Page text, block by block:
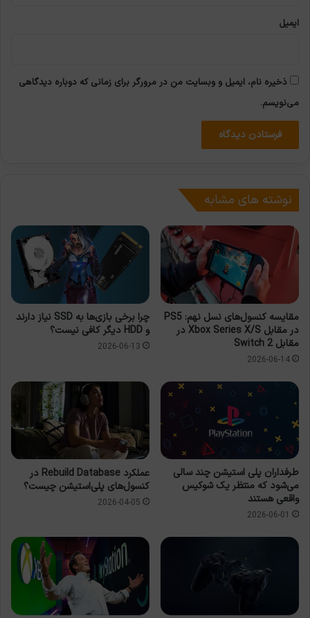
ایمیل
ذخیره نام، ایمیل و وبسایت من در مرورگر برای زمانی که دوباره دیدگاهی
می‌نویسم.
نوشته های مشابه
مقایسه کنسول‌های نسل نهم: PS5
در مقابل Xbox Series X/S در
مقابل Switch 2
2026-06-14
چرا برخی بازی‌ها به SSD نیاز دارند
و HDD دیگر کافی نیست؟
2026-06-13
طرفداران پلی استیشن چند سالی
می‌شود که منتظر یک شوکیس
واقعی هستند
2026-06-01
عملکرد Rebuild Database در
کنسول‌های پلی‌استیشن چیست؟
2026-04-05